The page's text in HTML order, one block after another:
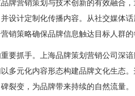
品牌营销策划与技术创新的有效融合
设计定制化传播内容。从社交媒体
销策略确保品牌信息触达目标人群的
要抓手。上海品牌策划营销公司深
多元化内容形态构建品牌文化生态
裂变，为品牌带来持续的自然流量。